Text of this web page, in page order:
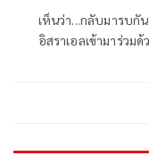
เห็นว่า...กลับมารบกั
อิสราเอลเข้ามาร่วม